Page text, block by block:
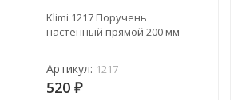
Klimi 1217 Поручень
настенный прямой 200 мм
Артикул: 1217
520₽